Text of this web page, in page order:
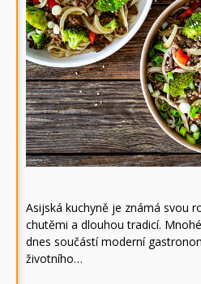
Asijská kuchyně je známá svou
chutěmi a dlouhou tradicí.
dnes součástí moderní
životního…